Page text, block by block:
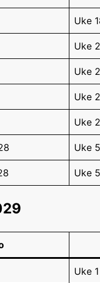
Uke
Uke
Uke
Uke
Uke
Uke
Uke
Uke 1